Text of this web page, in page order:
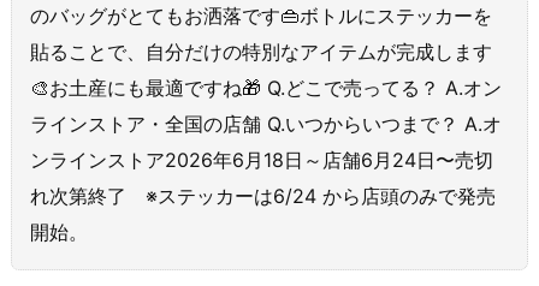
のバッグがとてもお洒落です👜ボトルにステッカーを
貼ることで、自分だけの特別なアイテムが完成します
🎨お土産にも最適ですね🎁 Q.どこで売ってる？ A.オン
ラインストア・全国の店舗 Q.いつからいつまで？ A.オ
ンラインストア2026年6月18日～店舗6月24日〜売切
れ次第終了 ※ステッカーは6/24 から店頭のみで発売
開始。